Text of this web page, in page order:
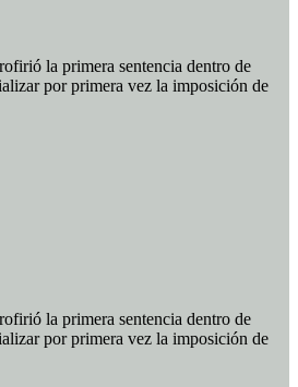
la primera sentencia dentro de
por primera vez la imposición de
la primera sentencia dentro de
por primera vez la imposición de